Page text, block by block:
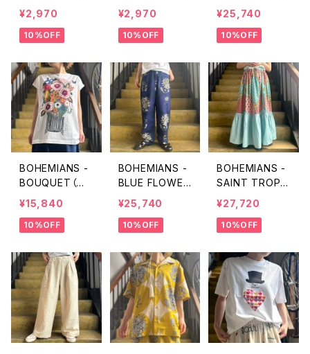
UI（手ぬぐい）
¥2,970
10%OFF
ENUGUI（手ぬぐ
い）
¥2,970
10%OFF
ダ2) ルーズパン
¥25,740
10%OFF
BOHEMIANS -
BOUQUET（ブ
ーケ）柄／コット
ンジャージーフ
レンチスリーブT
¥15,840
10%OFF
BOHEMIANS -
BLUE FLOWER
(ブルーフラワ
ー) ルーズパン
ツ
¥25,740
10%OFF
BOHEMIANS -
SAINT TROPE
Z(サントロペ)
ガーゼティアー
ド ギャザースカ
¥27,720
10%OFF